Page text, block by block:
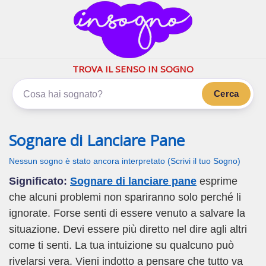
inSogno.com
I sogni significano di piùTROVA IL SENSO IN SOGNO
Cerca
Sognare di Lanciare Pane
Nessun sogno è stato ancora interpretato (Scrivi il tuo Sogno)
Significato: Sognare di lanciare pane esprime
che alcuni problemi non spariranno solo perché li
ignorate. Forse senti di essere venuto a salvare la
situazione. Devi essere più diretto nel dire agli altri
come ti senti. La tua intuizione su qualcuno può
rivelarsi vera. Vieni indotto a pensare che tutto va